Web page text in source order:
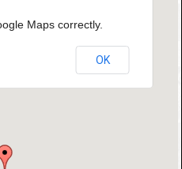
Maps correctly.
OK